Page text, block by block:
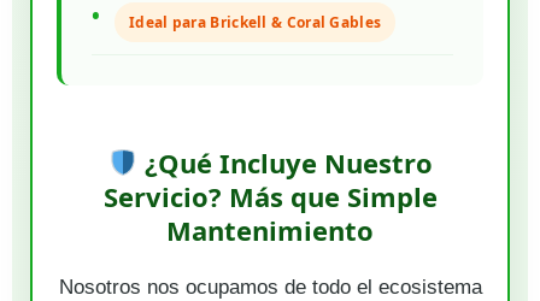
Ideal para Brickell & Coral Gables
¿Qué Incluye Nuestro
Servicio? Más que Simple
Mantenimiento
Nosotros nos ocupamos de todo el ecosistema